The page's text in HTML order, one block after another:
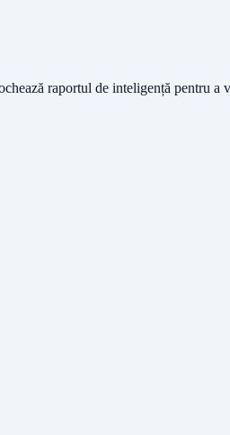
raportul de inteligență pentru a